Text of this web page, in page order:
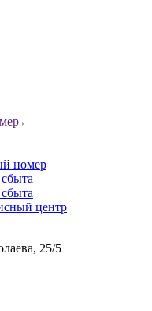
номер
центр
25/5